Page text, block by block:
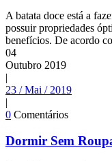
A batata doce está a
possuir propriedades
benefícios. De acordo
04
Outubro 2019
|
23 / Mai / 2019
|
0 Comentários
Dormir Sem